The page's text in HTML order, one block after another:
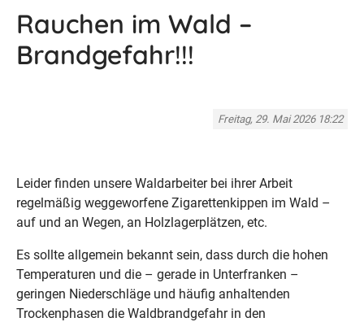
Rauchen im Wald –
Brandgefahr!!!
Freitag, 29. Mai 2026 18:22
Leider finden unsere Waldarbeiter bei ihrer Arbeit
regelmäßig weggeworfene Zigarettenkippen im Wald –
auf und an Wegen, an Holzlagerplätzen, etc.
Es sollte allgemein bekannt sein, dass durch die hohen
Temperaturen und die – gerade in Unterfranken –
geringen Niederschläge und häufig anhaltenden
Trockenphasen die Waldbrandgefahr in den